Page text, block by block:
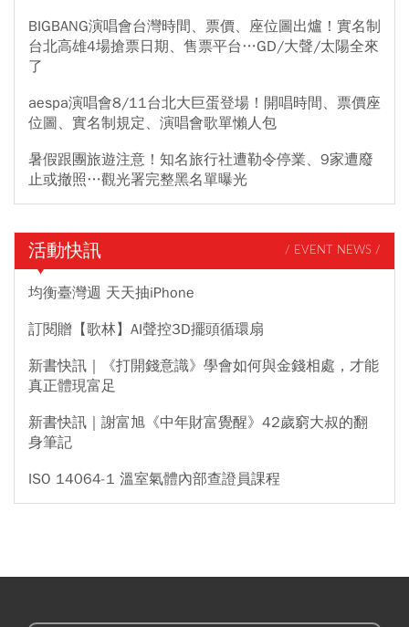
BIGBANG演唱會台灣時間、票價、座位圖出爐！實名制
台北高雄4場搶票日期、售票平台…GD/大聲/太陽全來
了
aespa演唱會8/11台北大巨蛋登場！開唱時間、票價座
位圖、實名制規定、演唱會歌單懶人包
暑假跟團旅遊注意！知名旅行社遭勒令停業、9家遭廢
止或撤照…觀光署完整黑名單曝光
活動快訊 / EVENT NEWS /
均衡臺灣週 天天抽iPhone
訂閱贈【歌林】AI聲控3D擺頭循環扇
新書快訊｜《打開錢意識》學會如何與金錢相處，才能
真正體現富足
新書快訊｜謝富旭《中年財富覺醒》42歲窮大叔的翻
身筆記
ISO 14064-1 溫室氣體內部查證員課程